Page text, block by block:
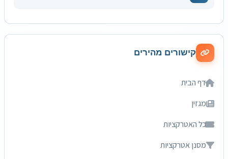
קישורים מהירים
דף הבית
מגזין
כל האטרקציות
מסנן אטרקציות